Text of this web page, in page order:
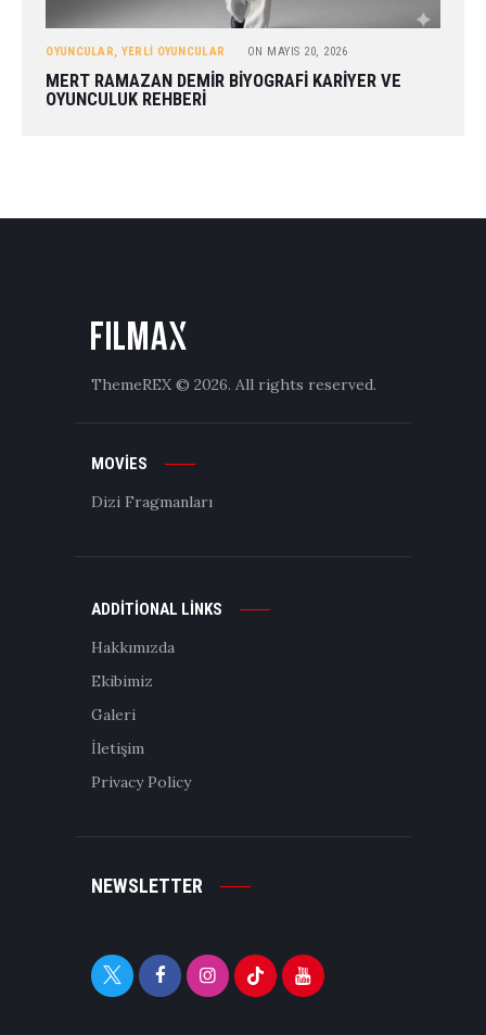
OYUNCULAR, YERLI OYUNCULAR ON MAYIS 20, 2026
MERT RAMAZAN DEMIR BIYOGRAFI KARIYER VE
OYUNCULUK REHBERI
ThemeREX © 2026. All rights reserved.
MOVIES
Dizi Fragmanları
ADDITIONAL LINKS
Hakkımızda
Ekibimiz
Galeri
İletişim
Privacy Policy
NEWSLETTER